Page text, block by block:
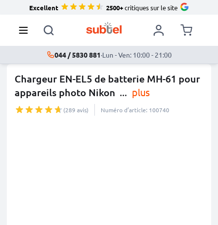
Excellent 2500+critiques sur le site
044 / 5830 881·Lun - Ven: 10:00 - 21:00
Chargeur EN-EL5 de batterie MH-61 pour
appareils photo Nikon ... plus
(289 avis) Numéro d’article: 100740